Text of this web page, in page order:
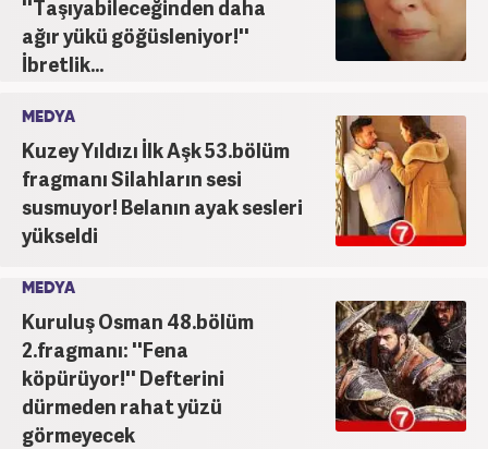
''Taşıyabileceğinden daha
ağır yükü göğüsleniyor!''
İbretlik...
MEDYA
Kuzey Yıldızı İlk Aşk 53.bölüm
fragmanı Silahların sesi
susmuyor! Belanın ayak sesleri
yükseldi
MEDYA
Kuruluş Osman 48.bölüm
2.fragmanı: ''Fena
köpürüyor!'' Defterini
dürmeden rahat yüzü
görmeyecek